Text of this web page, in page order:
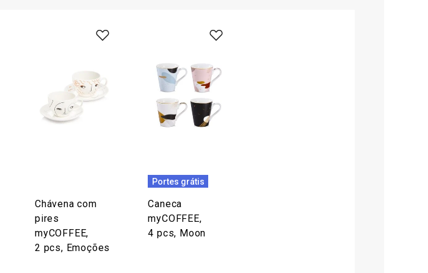
Chávena com
pires
myCOFFEE,
2 pcs, Emoções
Portes grátis
Caneca
myCOFFEE,
4 pcs, Moon